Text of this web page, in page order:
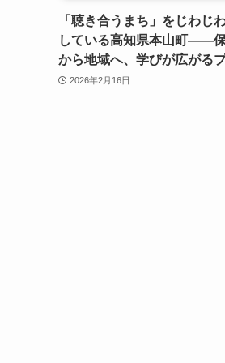
「聴き合うまち」をじわじ
している高知県本山町――
から地域へ、学びが広がる
2026年2月16日